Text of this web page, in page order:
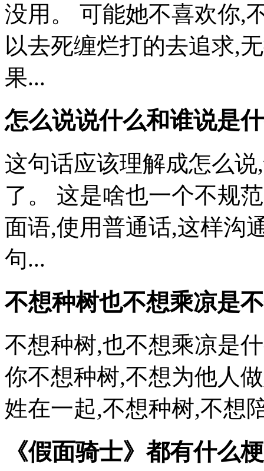
没用。 可能她不喜欢你,
以去死缠烂打的去追求,
果...
怎么说说什么和谁说是
这句话应该理解成怎么
了。 这是啥也一个不规
面语,使用普通话,这样沟
句...
不想种树也不想乘凉是
不想种树,也不想乘凉是
你不想种树,不想为他人
姓在一起,不想种树,不想
《假面骑士》都有什么